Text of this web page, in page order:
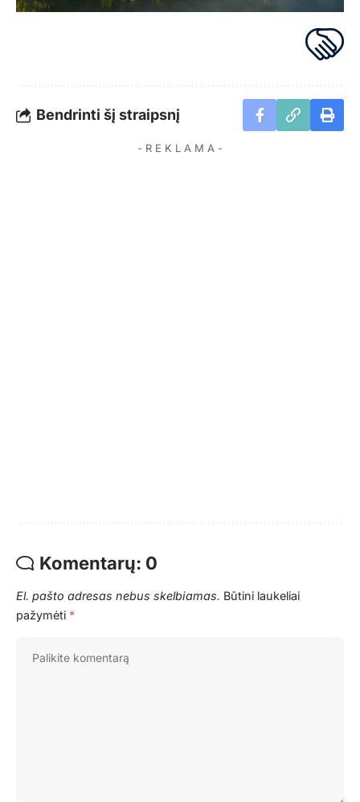
Bendrinti šį straipsnį
- R E K L A M A -
Komentarų: 0
El. pašto adresas nebus skelbiamas. Būtini laukeliai
pažymėti *